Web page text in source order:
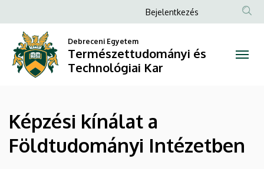
kínálat
Földtudományi
Intézetben
Természettudományi
a
tartalomra
Anonim
fiók
menüje
Bejelentkezés
Debreceni Egyetem
Természettudományi és
Technológiai Kar
Képzési kínálat a
Földtudományi Intézetben